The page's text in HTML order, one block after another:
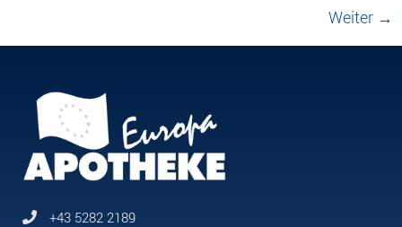
Weiter →
+43 5282 2189